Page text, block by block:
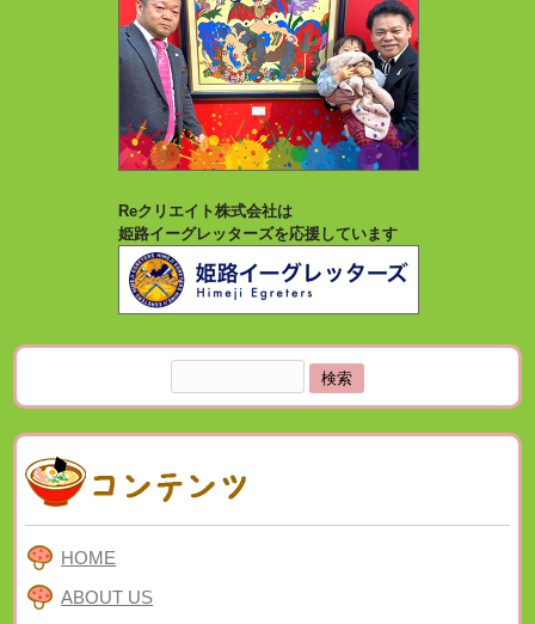
Reクリエイト株式会社は
姫路イーグレッターズを応援しています
索:
HOME
ABOUT US